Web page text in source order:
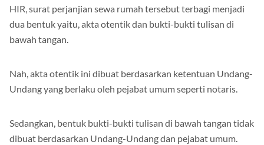
HIR, surat perjanjian sewa rumah tersebut terbagi menjadi
dua bentuk yaitu, akta otentik dan bukti-bukti tulisan di
bawah tangan.
Nah, akta otentik ini dibuat berdasarkan ketentuan Undang-
Undang yang berlaku oleh pejabat umum seperti notaris.
Sedangkan, bentuk bukti-bukti tulisan di bawah tangan tidak
dibuat berdasarkan Undang-Undang dan pejabat umum.